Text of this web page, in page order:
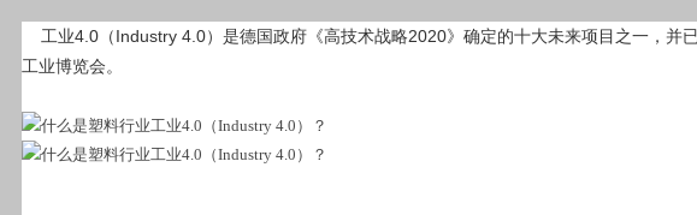
工业博览会。